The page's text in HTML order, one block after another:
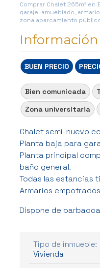
Comprar Chalet 265m² en
garaje, amueblado,
zona aparcamiento
Información
BUEN PRECIO
Bien comunicada
Zona universitaria
Chalet semi-nuevo
Planta baja para
Planta principal
baño general.
Todas las estancias
Armarios
Dispone de
Tipo de inmueble:
Vivienda